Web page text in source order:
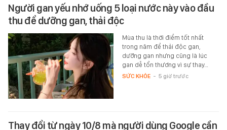
Người gan yếu nhớ uống 5 loại nước này vào đầu
thu để dưỡng gan, thải độc
Mùa thu là thời điểm tốt nhất
trong năm để thải độc gan,
dưỡng gan nhưng cũng là lúc
gan dễ tổn thương vì sự thay…
SỨC KHỎE - 5 giờ trước
Thay đổi từ ngày 10/8 mà người dùng Google cần